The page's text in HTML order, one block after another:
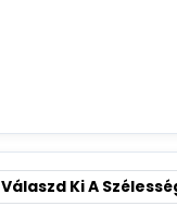
Válaszd Ki A